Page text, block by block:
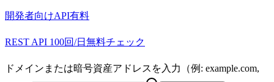
開発者向けAPI有料
REST API 100回/日無料チェック
ドメインまたは暗号資産アドレスを入力（例: example.com,